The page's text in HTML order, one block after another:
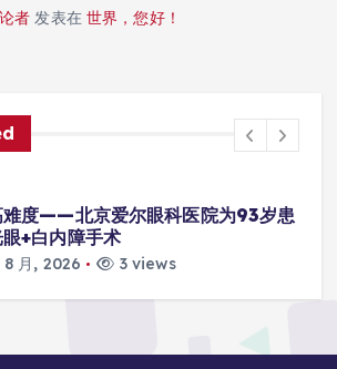
者 发表在世界，您好！
难度——北京爱尔眼科医院为93岁患
+白内障手术
8 月, 2026 3 views